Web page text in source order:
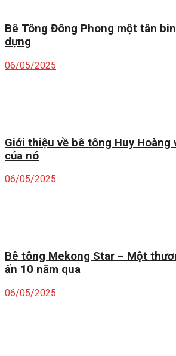
Bê Tông Đông Phong một tân
dựng
06/05/2025
Giới thiệu về bê tông Huy Hoàng
của nó
06/05/2025
Bê tông Mekong Star – Một
ấn 10 năm qua
06/05/2025